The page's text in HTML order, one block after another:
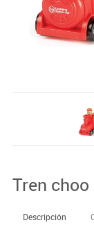
Tren choo
Descripción